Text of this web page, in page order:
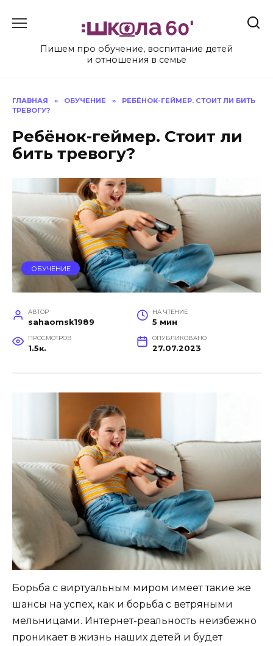
Пишем про обучение, воспитание детей
и отношения в семье
ГЛАВНАЯ » ОБУЧЕНИЕ »
РЕБЁНОК-ГЕЙМЕР. СТОИТ ЛИ БИТЬ
ТРЕВОГУ?
Ребёнок-геймер. Стоит ли
бить тревогу?
ОБУЧЕНИЕ
АВТОР
sahaomsk1989
НА ЧТЕНИЕ
5 мин
ПРОСМОТРОВ
1.5к.
ОПУБЛИКОВАНО
27.07.2023
Борьба с виртуальным миром имеет такие же
шансы на успех, как и борьба с ветряными
мельницами. Интернет-реальность неизбежно
проникает в жизнь наших детей и будет